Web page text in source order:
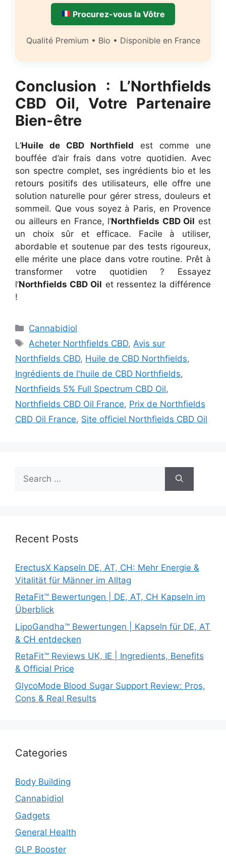
Procurez-vous la Vôtre
Qualité Premium • Bio • Disponible en France
Conclusion : L’Northfields
CBD Oil, Votre Partenaire
Bien-être
L’Huile de CBD Northfield est comme une
bouffée d’air frais dans votre quotidien. Avec
son spectre complet, ses ingrédients bio et les
retours positifs des utilisateurs, elle offre une
solution naturelle pour gérer stress, douleurs et
sommeil. Que vous soyez à Paris, en Provence
ou ailleurs en France, l’Northfields CBD Oil est
un choix sûr et efficace. Facile à utiliser,
abordable et soutenue par des tests rigoureux,
elle mérite une place dans votre routine. Prêt à
transformer votre quotidien ? Essayez
l’Northfields CBD Oil et ressentez la différence
!
Categories
Cannabidiol
Tags
Acheter Northfields CBD, Avis sur
Northfields CBD, Huile de CBD Northfields,
Ingrédients de l'huile de CBD Northfields,
Northfields 5% Full Spectrum CBD Oil,
Northfields CBD Oil France, Prix de Northfields
CBD Oil France, Site officiel Northfields CBD Oil
for:
Recent Posts
ErectusX Kapseln DE, AT, CH: Mehr Energie &
Vitalität für Männer im Alltag
RetaFit™ Bewertungen | DE, AT, CH Kapseln im
Überblick
LipoGandha™ Bewertungen | Kapseln für DE, AT
& CH entdecken
RetaFit™ Reviews UK, IE | Ingredients, Benefits
& Official Price
GlycoMode Blood Sugar Support Review: Pros,
Cons & Real Results
Categories
Body Building
Cannabidiol
Gadgets
General Health
GLP Booster